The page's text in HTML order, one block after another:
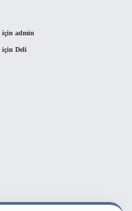
için admin
için Deli